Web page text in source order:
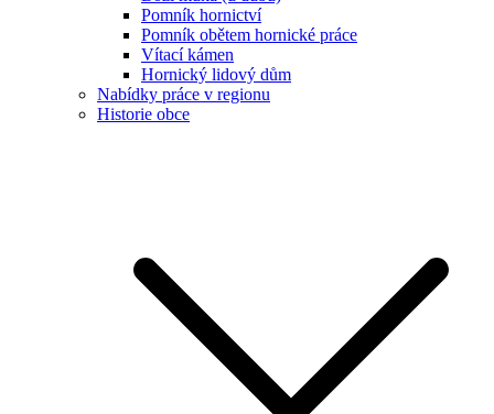
Pomník hornictví
Pomník obětem hornické práce
Vítací kámen
Hornický lidový dům
Nabídky práce v regionu
Historie obce